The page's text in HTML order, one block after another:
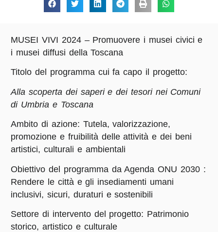
MUSEI VIVI 2024 – Promuovere i musei civici e
i musei diffusi della Toscana
Titolo del programma cui fa capo il progetto:
Alla scoperta dei saperi e dei tesori nei Comuni
di Umbria e Toscana
Ambito di azione: Tutela, valorizzazione,
promozione e fruibilità delle attività e dei beni
artistici, culturali e ambientali
Obiettivo del programma da Agenda ONU 2030:
Rendere le città e gli insediamenti umani
inclusivi, sicuri, duraturi e sostenibili
Settore di intervento del progetto: Patrimonio
storico, artistico e culturale